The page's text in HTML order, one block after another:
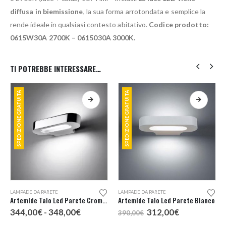
diffusa in biemissione, la sua forma arrotondata e semplice la
rende ideale in qualsiasi contesto abitativo. Codice prodotto:
0615W30A 2700K – 0615030A 3000K.
TI POTREBBE INTERESSARE…
SPEDIZIONE GRATUITA
Questo prodotto ha più varianti. Le opzioni possono essere scelte nella pagina del prodotto
LAMPADE DA PARETE
Artemide Talo Led Parete Cromo Lucido
344,00€ - 348,00€Fascia
SPEDIZIONE GRATUITA
Questo prodotto ha più varianti. Le opzioni possono essere scelte nella pagina del prodotto
LAMPADE DA PARETE
Artemide Talo Led Parete Bianco
390,00€ Il
prezzo
312,00€Il